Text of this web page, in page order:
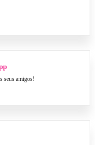
seus amigos!